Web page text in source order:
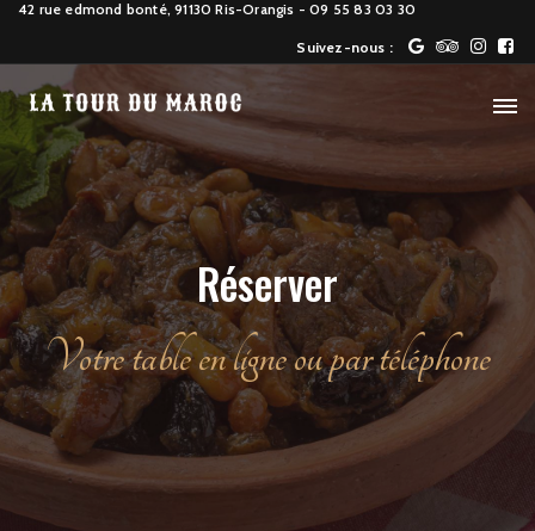
42 rue edmond bonté, 91130 Ris-Orangis - 09 55 83 03 30
Suivez-nous :
Réserver
Votre table en ligne ou par téléphone